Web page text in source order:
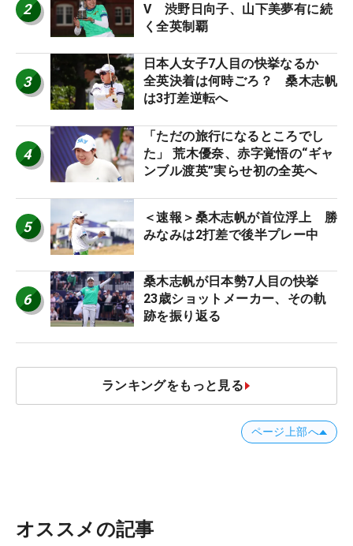
2
V 渋野日向子、山下美夢有に続
く全英制覇
3
日本人女子7人目の快挙なるか
全英決着は何時ごろ？ 桑木志帆
は3打差逆転へ
4
「ただの旅行になるところでし
た」 荒木優奈、赤字覚悟の“ギャ
ンブル渡英”実らせ初の全英へ
5
＜速報＞桑木志帆が首位浮上 勝
みなみは2打差で後半プレー中
6
桑木志帆が日本勢7人目の快挙
23歳ショットメーカー、その軌
跡を振り返る
ランキングをもっと見る
ページ上部へ
オススメの記事